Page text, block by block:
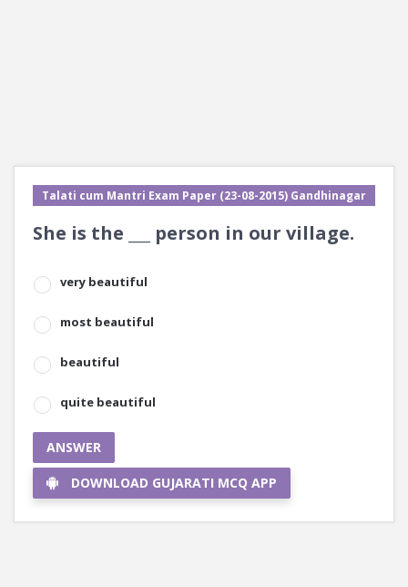
Talati cum Mantri Exam Paper (23-08-2015) Gandhinagar
She is the ___ person in our village.
very beautiful
most beautiful
beautiful
quite beautiful
ANSWER
DOWNLOAD GUJARATI MCQ APP